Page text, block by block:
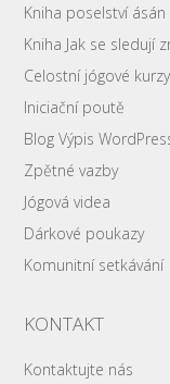
Kniha poselství ásán
Kniha Jak se sledují
Celostní jógové
Iniciační poutě
Blog Výpis
Zpětné vazby
Jógová videa
Dárkové poukazy
Komunitní setkávání
KONTAKT
Kontaktujte nás